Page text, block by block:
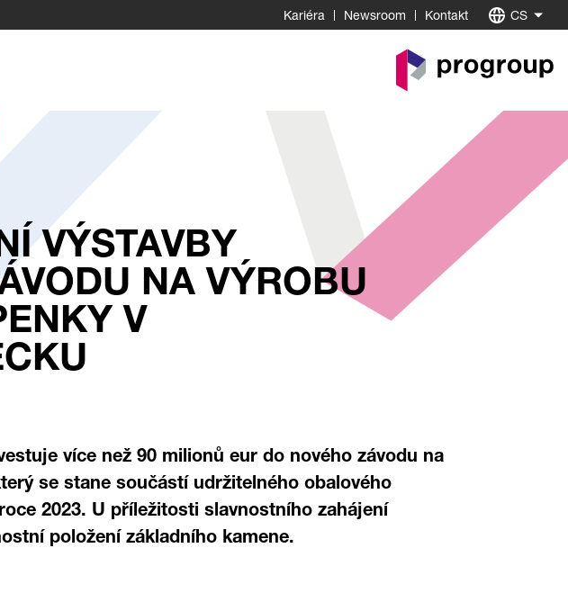
Kariéra Newsroom Kontakt CS
startovní
stránce
VÝSTAVBY
NA VÝROBU
V
více než 90 milionů eur do nového závodu na
se stane součástí udržitelného obalového
2023. U příležitosti slavnostního zahájení
položení základního kamene.